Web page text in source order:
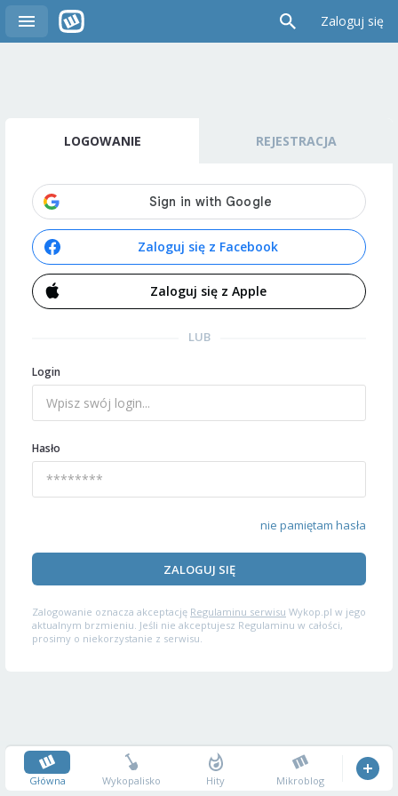
Zaloguj się
LOGOWANIE REJESTRACJA
Zaloguj się z Facebook
Zaloguj się z Apple
LUB
Login
Hasło
nie pamiętam hasła
ZALOGUJ SIĘ
Zalogowanie oznacza akceptację Regulaminu serwisu Wykop.pl w jego
aktualnym brzmieniu. Jeśli nie akceptujesz Regulaminu w całości,
prosimy o niekorzystanie z serwisu.
Główna Wykopalisko Hity Mikroblog